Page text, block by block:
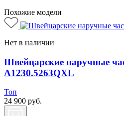
Похожие модели
Нет в наличии
Швейцарские наручные
A1230.5263QXL
Топ
24 900 руб.